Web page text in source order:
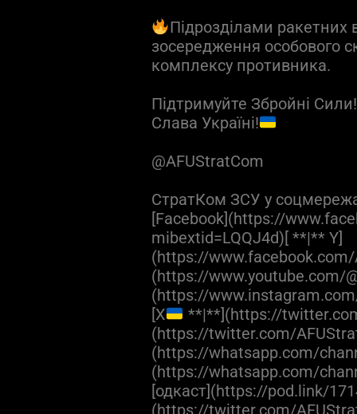
Підрозділами ракетних
зосередження особового
комплексу противника.
Підтримуйте Збройні
Слава Україні!
@AFUStratCom
СтратКом ЗСУ у
[Facebook](https://
mibextid=LQQJ4d)[ **|** Y]
(https://
(https://www.youtube.com/
(https://
[X
**|**](https://
(https://twitter.com/
(https://whatsapp.com/
(https://whatsapp.com/
[одкаст](https://pod.link/